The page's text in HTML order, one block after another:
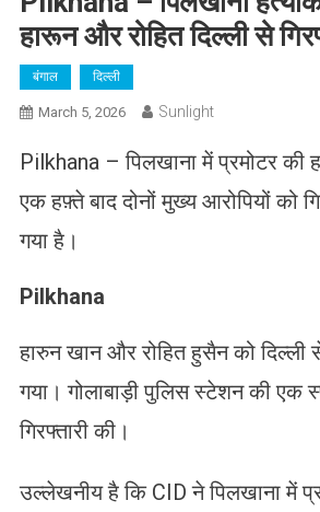
हारून और रोहित दिल्ली से
बंगाल दिल्ली
March 5, 2026 Sunlight
Pilkhana – पिलखाना में प्रमोटर की
एक हफ़्ते बाद दोनों मुख्य आरोपियों को
गया है।
Pilkhana
हारुन खान और रोहित हुसैन को दिल्ली
गया। गोलाबाड़ी पुलिस स्टेशन की एक
गिरफ्तारी की।
उल्लेखनीय है कि CID ने पिलखाना में